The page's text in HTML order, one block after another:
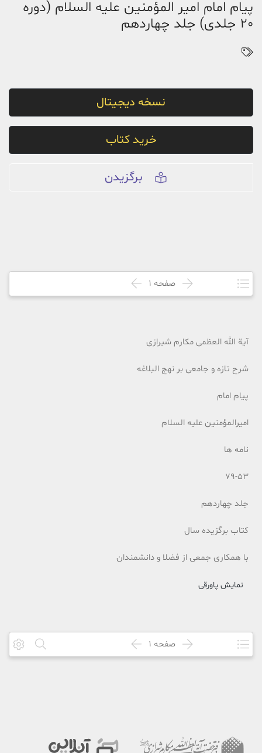
پیام امام امیر المؤمنین علیه السلام (دوره
20 جلدی) جلد چهاردهم
نسخه دیجیتال
خرید کتاب
برگزیدن
صفحه 1
آیة الله العظمی مکارم شیرازی
شرح تازه و جامعی بر نهج البلاغه
پیام امام
امیرالمؤمنین علیه السلام
نامه ها
79-53
جلد چهاردهم
کتاب برگزیده سال
با همکاری جمعی از فضلا و دانشمندان
نمایش پاورقی
صفحه 1